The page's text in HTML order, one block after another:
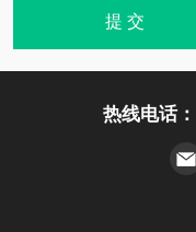
热线电话：